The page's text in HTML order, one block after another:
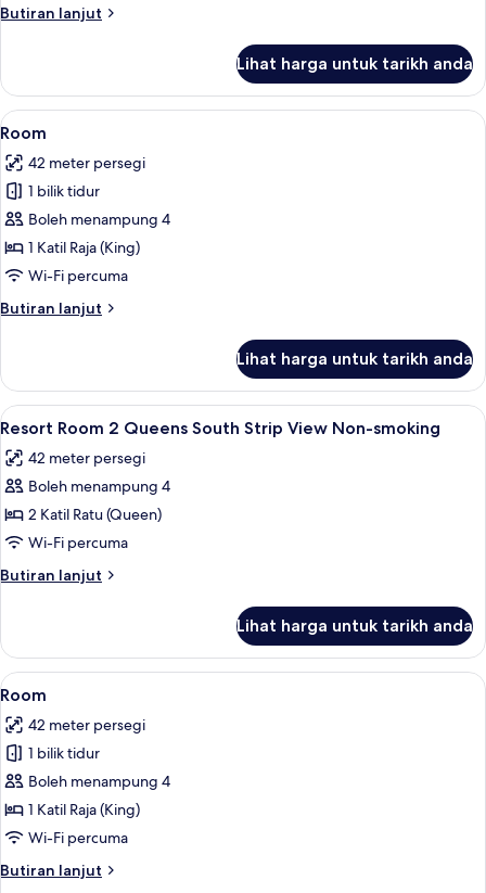
Non-
Butiran lanjut
Butiran
Executive
Suite
King
Smoking
Lihat harga untuk tarikh anda
Lihat
semua
foto
untuk
Room
Tilam berlapik, peti besi dalam bilik,
4
Room
42 meter persegi
1 bilik tidur
Boleh menampung 4
1 Katil Raja (King)
Wi-Fi percuma
Butiran lanjut
Butiran
Lihat harga untuk tarikh anda
Lihat
semua
foto
untuk
Resort
Room
2
Queens
Strip
View
Non-
smoking
Tilam berlapik, peti besi dalam bilik,
4
Resort Room 2 Queens South Strip View Non-smoking
42 meter persegi
Boleh menampung 4
2 Katil Ratu (Queen)
Wi-Fi percuma
Butiran lanjut
Butiran
Room
Queens
Strip
View
Non-
smoking
Lihat harga untuk tarikh anda
Lihat
semua
foto
untuk
Room
Tilam berlapik, peti besi dalam bilik,
4
Room
42 meter persegi
1 bilik tidur
Boleh menampung 4
1 Katil Raja (King)
Wi-Fi percuma
Butiran lanjut
Butiran